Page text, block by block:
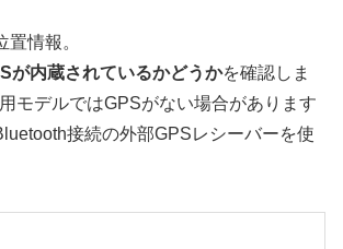
置情報。
が内蔵されているかどうかを確認しま
モデルではGPSがない場合があります
接続の外部GPSレシーバーを使